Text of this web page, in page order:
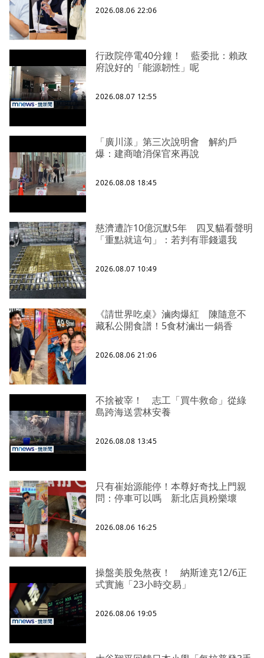
2026.08.06 22:06
行政院停電40分鐘！ 藍委批：賴政
府說好的「能源韌性」呢
2026.08.07 12:55
「廣川漾」第三次說明會 解約戶
爆：建商嗆消保官來再說
2026.08.08 18:45
慈濟遭詐10億沉默5年 四叉貓看聲明
「重點就這句」：若判有罪錢還我
2026.08.07 10:49
《請世界吃桌》滷肉爆紅 陳隨意不
藏私公開食譜！5食材滷出一鍋香
2026.08.06 21:06
不捨被宰！ 志工「買牛救命」從綠
島跨海送雲林安養
2026.08.08 13:45
只有崔始源能停！本尊好奇找上門親
問：停車可以嗎 新北店員粉樂壞
2026.08.06 16:25
操盤美股免熬夜！ 納斯達克12/6正
式實施「23小時交易」
2026.08.06 19:05